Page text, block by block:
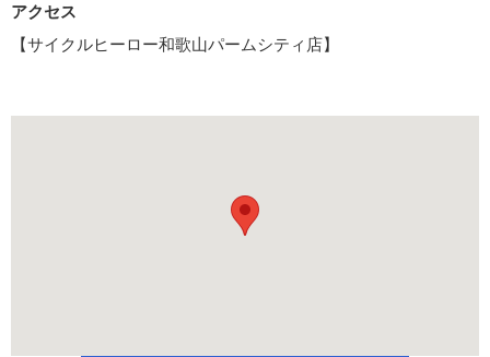
アクセス
【サイクルヒーロー和歌山パームシティ店】